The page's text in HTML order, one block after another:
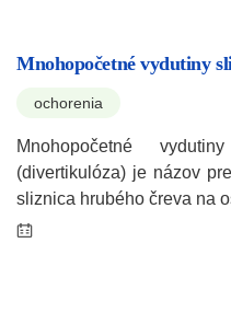
Mnohopočetné vydutiny
ochorenia
Mnohopočetné
(divertikulóza) je názov
sliznica hrubého čreva na